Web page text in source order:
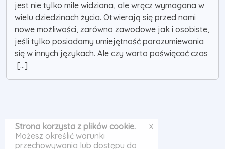
jest nie tylko mile widziana, ale wręcz wymagana w
wielu dziedzinach życia. Otwierają się przed nami
nowe możliwości, zarówno zawodowe jak i osobiste,
jeśli tylko posiadamy umiejętność porozumiewania
się w innych językach. Ale czy warto poświęcać czas
[...]
Strona korzysta z plików cookie.
Możesz określić warunki
przechowywania lub dostępu do
x